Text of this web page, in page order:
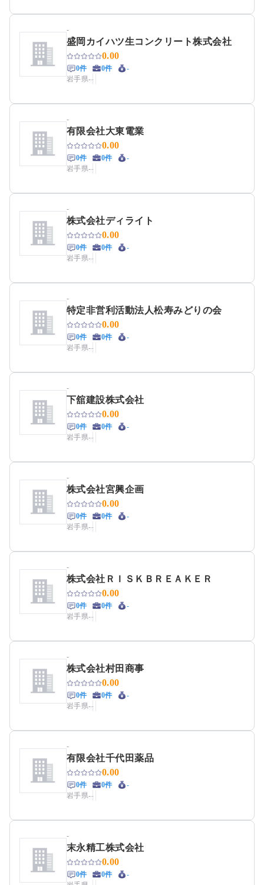
-
盛岡カイハツ生コンクリート株式会社
0.00
0件 0件
-
岩手県--
-
有限会社大東電業
0.00
0件 0件
-
岩手県--
-
株式会社ディライト
0.00
0件 0件
-
岩手県--
-
特定非営利活動法人松寿みどりの会
0.00
0件 0件
-
岩手県--
-
下舘建設株式会社
0.00
0件 0件
-
岩手県--
-
株式会社宮興企画
0.00
0件 0件
-
岩手県--
-
株式会社ＲＩＳＫＢＲＥＡＫＥＲ
0.00
0件 0件
-
岩手県--
-
株式会社村田商事
0.00
0件 0件
-
岩手県--
-
有限会社千代田薬品
0.00
0件 0件
-
岩手県--
-
末永精工株式会社
0.00
0件 0件
-